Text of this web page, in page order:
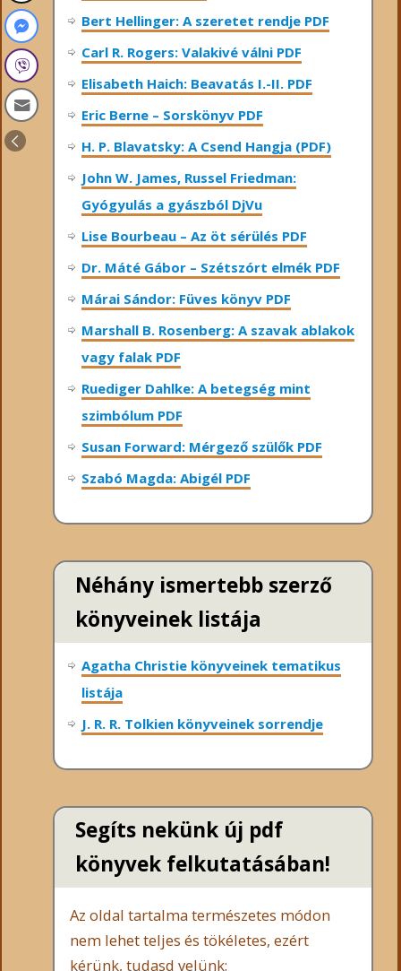
Bert Hellinger: A ​szeretet rendje PDF
Carl R. Rogers: Valakivé válni PDF
Elisabeth Haich: Beavatás I.-II. PDF
Eric Berne – Sorskönyv PDF
H. P. Blavatsky: A Csend Hangja (PDF)
John W. James, Russel Friedman:
Gyógyulás a gyászból DjVu
Lise Bourbeau – Az öt sérülés PDF
Dr. Máté Gábor – Szétszórt elmék PDF
Márai Sándor: Füves könyv PDF
Marshall B. Rosenberg: A szavak ablakok
vagy falak PDF
Ruediger Dahlke: A betegség mint
szimbólum PDF
Susan Forward: Mérgező szülők PDF
Szabó Magda: Abigél PDF
Néhány ismertebb szerző
könyveinek listája
Agatha Christie könyveinek tematikus
listája
J. R. R. Tolkien könyveinek sorrendje
Segíts nekünk új pdf
könyvek felkutatásában!
Az oldal tartalma természetes módon
nem lehet teljes és tökéletes, ezért
kérünk, tudasd velünk: